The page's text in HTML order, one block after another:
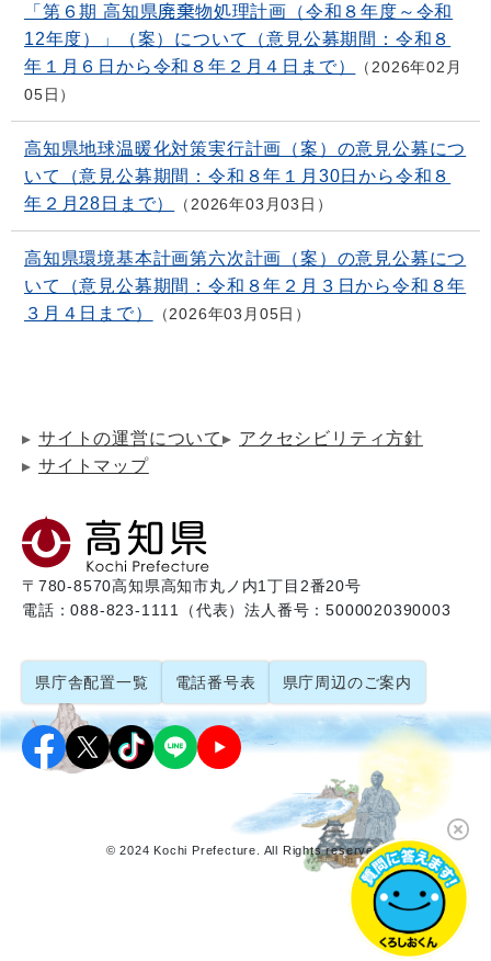
「第６期 高知県廃棄物処理計画（令和８年度～令和
12年度）」（案）について（意見公募期間：令和８
年１月６日から令和８年２月４日まで）
2026年02月
05日
高知県地球温暖化対策実行計画（案）の意見公募につ
いて（意見公募期間：令和８年１月30日から令和８
年２月28日まで）
2026年03月03日
高知県環境基本計画第六次計画（案）の意見公募につ
いて（意見公募期間：令和８年２月３日から令和８年
３月４日まで）
2026年03月05日
サイトの運営について
アクセシビリティ方針
サイトマップ
〒780-8570高知県高知市丸ノ内1丁目2番20号
電話：088-823-1111（代表）法人番号：5000020390003
県庁舎配置一覧 電話番号表 県庁周辺のご案内
© 2024 Kochi Prefecture. All Rights reserved.